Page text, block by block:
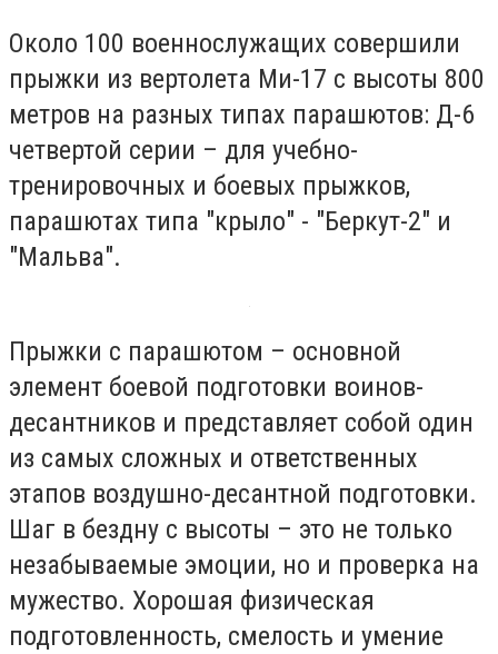
Около 100 военнослужащих совершили
прыжки из вертолета Ми-17 с высоты 800
метров на разных типах парашютов: Д-6
четвертой серии – для учебно-
тренировочных и боевых прыжков,
парашютах типа "крыло" - "Беркут-2" и
"Мальва".
Прыжки с парашютом – основной
элемент боевой подготовки воинов-
десантников и представляет собой один
из самых сложных и ответственных
этапов воздушно-десантной подготовки.
Шаг в бездну с высоты – это не только
незабываемые эмоции, но и проверка на
мужество. Хорошая физическая
подготовленность, смелость и умение